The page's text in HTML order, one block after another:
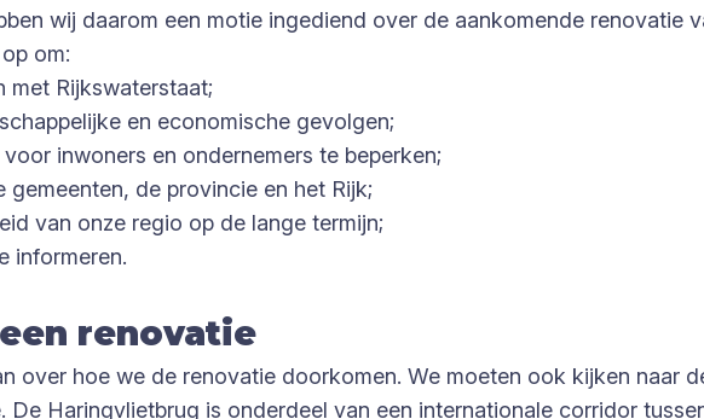
wij daarom een motie ingediend over de aankomende renovatie
om:
met Rijkswaterstaat;
en economische gevolgen;
inwoners en ondernemers te beperken;
de provincie en het Rijk;
van onze regio op de lange termijn;
informeren.
renovatie
over hoe we de renovatie doorkomen. We moeten ook kijken naar
Haringvlietbrug is onderdeel van een internationale corridor